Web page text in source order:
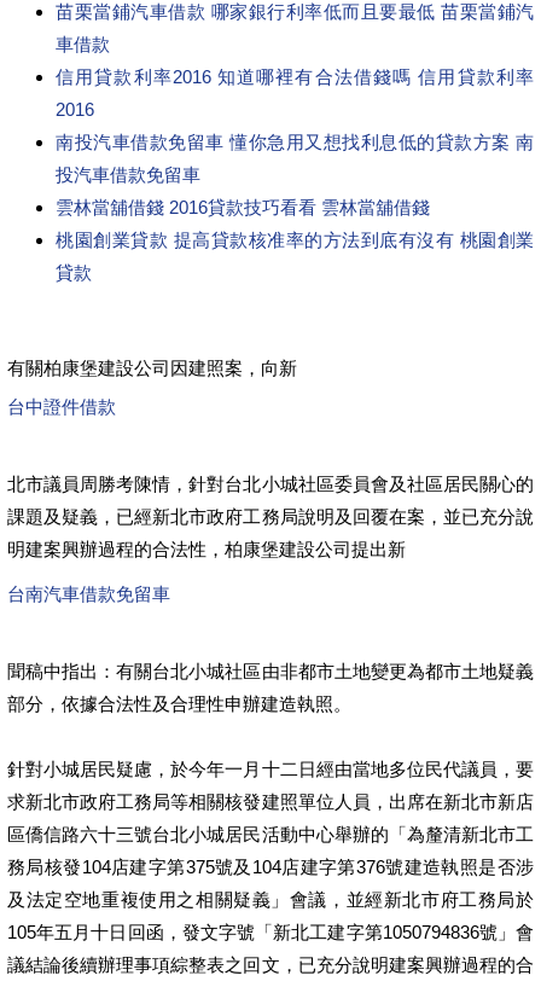
苗栗當鋪汽車借款 哪家銀行利率低而且要最低 苗栗當鋪汽
車借款
信用貸款利率2016 知道哪裡有合法借錢嗎 信用貸款利率
2016
南投汽車借款免留車 懂你急用又想找利息低的貸款方案 南
投汽車借款免留車
雲林當舖借錢 2016貸款技巧看看 雲林當舖借錢
桃園創業貸款 提高貸款核准率的方法到底有沒有 桃園創業
貸款
有關柏康堡建設公司因建照案，向新
台中證件借款
北市議員周勝考陳情，針對台北小城社區委員會及社區居民關心的
課題及疑義，已經新北市政府工務局說明及回覆在案，並已充分說
明建案興辦過程的合法性，柏康堡建設公司提出新
台南汽車借款免留車
聞稿中指出：有關台北小城社區由非都市土地變更為都市土地疑義
部分，依據合法性及合理性申辦建造執照。
針對小城居民疑慮，於今年一月十二日經由當地多位民代議員，要
求新北市政府工務局等相關核發建照單位人員，出席在新北市新店
區僑信路六十三號台北小城居民活動中心舉辦的「為釐清新北市工
務局核發104店建字第375號及104店建字第376號建造執照是否涉
及法定空地重複使用之相關疑義」會議，並經新北市府工務局於
105年五月十日回函，發文字號「新北工建字第1050794836號」會
議結論後續辦理事項綜整表之回文，已充分說明建案興辦過程的合